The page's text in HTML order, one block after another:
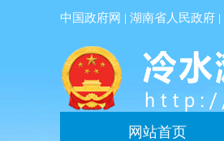
中国政府网 |湖南省人民政府 |
网站首页